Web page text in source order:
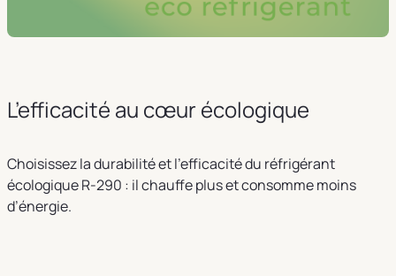
L’efficacité au cœur écologique
Choisissez la durabilité et l’efficacité du réfrigérant
écologique R-290 : il chauffe plus et consomme moins
d’énergie.